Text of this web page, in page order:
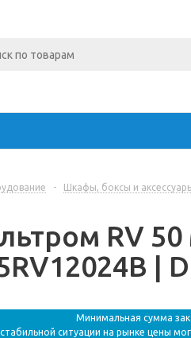
- Шкафы, боксы и
RV
|
Минимальная сумма
ситуации на рынке цены